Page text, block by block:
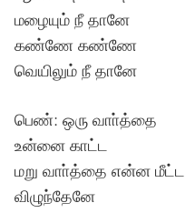
மழையும் நீ தானே
கண்ணே கண்ணே
வெயிலும் நீ தானே
பெண்: ஒரு வாா்த்தை
உன்னை காட்ட
மறு வாா்த்தை என்ன மீட்ட
விழுந்தேனே